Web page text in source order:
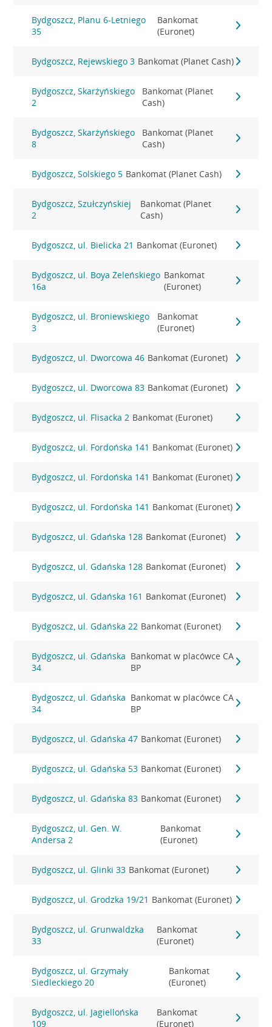
Bydgoszcz, Planu 6-Letniego
35
Bankomat
(Euronet)
Bydgoszcz, Rejewskiego 3 Bankomat (Planet Cash)
Bydgoszcz, Skarżyńskiego
2
Bankomat (Planet
Cash)
Bydgoszcz, Skarżyńskiego
8
Bankomat (Planet
Cash)
Bydgoszcz, Solskiego 5 Bankomat (Planet Cash)
Bydgoszcz, Szułczyńskiej
2
Bankomat (Planet
Cash)
Bydgoszcz, ul. Bielicka 21 Bankomat (Euronet)
Bydgoszcz, ul. Boya Żeleńskiego
16a
Bankomat
(Euronet)
Bydgoszcz, ul. Broniewskiego
3
Bankomat
(Euronet)
Bydgoszcz, ul. Dworcowa 46 Bankomat (Euronet)
Bydgoszcz, ul. Dworcowa 83 Bankomat (Euronet)
Bydgoszcz, ul. Flisacka 2 Bankomat (Euronet)
Bydgoszcz, ul. Fordońska 141 Bankomat (Euronet)
Bydgoszcz, ul. Fordońska 141 Bankomat (Euronet)
Bydgoszcz, ul. Fordońska 141 Bankomat (Euronet)
Bydgoszcz, ul. Gdańska 128 Bankomat (Euronet)
Bydgoszcz, ul. Gdańska 128 Bankomat (Euronet)
Bydgoszcz, ul. Gdańska 161 Bankomat (Euronet)
Bydgoszcz, ul. Gdańska 22 Bankomat (Euronet)
Bydgoszcz, ul. Gdańska
34
Bankomat w placówce CA
BP
Bydgoszcz, ul. Gdańska
34
Bankomat w placówce CA
BP
Bydgoszcz, ul. Gdańska 47 Bankomat (Euronet)
Bydgoszcz, ul. Gdańska 53 Bankomat (Euronet)
Bydgoszcz, ul. Gdańska 83 Bankomat (Euronet)
Bydgoszcz, ul. Gen. W.
Andersa 2
Bankomat
(Euronet)
Bydgoszcz, ul. Glinki 33 Bankomat (Euronet)
Bydgoszcz, ul. Grodzka 19/21 Bankomat (Euronet)
Bydgoszcz, ul. Grunwaldzka
33
Bankomat
(Euronet)
Bydgoszcz, ul. Grzymały
Siedleckiego 20
Bankomat
(Euronet)
Bydgoszcz, ul. Jagiellońska
109
Bankomat
(Euronet)